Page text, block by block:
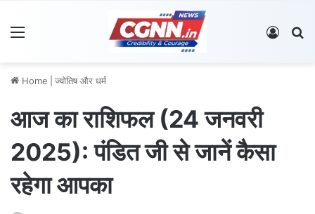
Log In
Home ज्योतिष और धर्म
आज का राशिफल (24 जनवरी
2025): पंडित जी से जानें कैसा
रहेगा आपका